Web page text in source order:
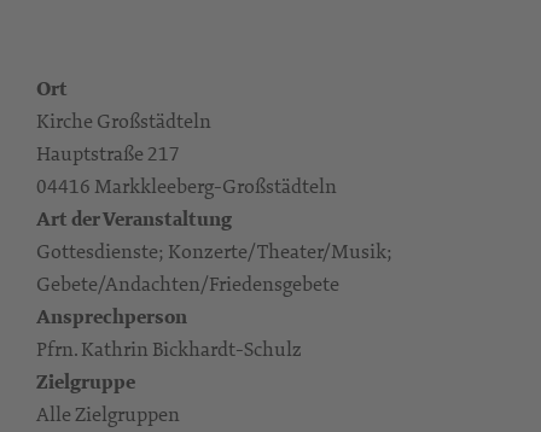
Ort
Kirche Großstädteln
Hauptstraße 217
04416 Markkleeberg-Großstädteln
Art der Veranstaltung
Gottesdienste; Konzerte/Theater/Musik;
Gebete/Andachten/Friedensgebete
Ansprechperson
Pfrn. Kathrin Bickhardt-Schulz
Zielgruppe
Alle Zielgruppen